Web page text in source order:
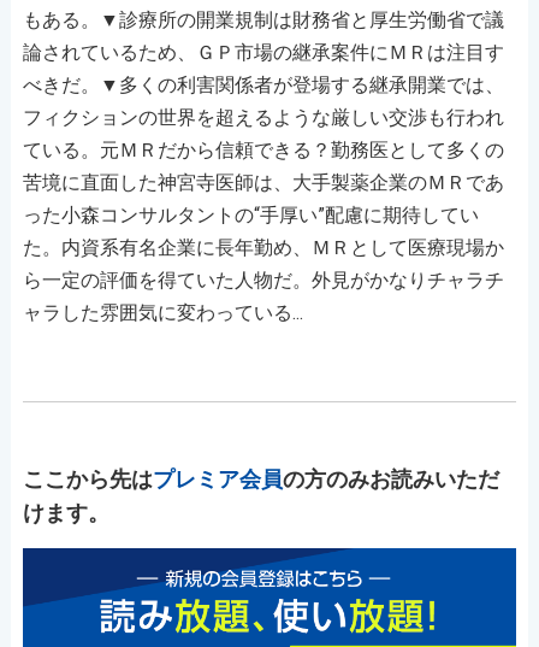
もある。▼診療所の開業規制は財務省と厚生労働省で議
論されているため、ＧＰ市場の継承案件にＭＲは注目す
べきだ。▼多くの利害関係者が登場する継承開業では、
フィクションの世界を超えるような厳しい交渉も行われ
ている。元ＭＲだから信頼できる？勤務医として多くの
苦境に直面した神宮寺医師は、大手製薬企業のＭＲであ
った小森コンサルタントの“手厚い”配慮に期待してい
た。内資系有名企業に長年勤め、ＭＲとして医療現場か
ら一定の評価を得ていた人物だ。外見がかなりチャラチ
ャラした雰囲気に変わっている...
ここから先はプレミア会員の方のみお読みいただ
けます。